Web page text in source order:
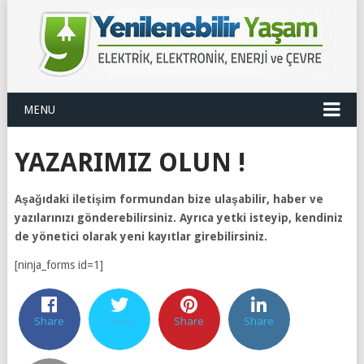
MENU
YAZARIMIZ OLUN !
Aşağıdaki iletişim formundan bize ulaşabilir, haber ve
yazılarınızı gönderebilirsiniz. Ayrıca yetki isteyip, kendiniz
de yönetici olarak yeni kayıtlar girebilirsiniz.
[ninja_forms id=1]
Share Tweet Share Share